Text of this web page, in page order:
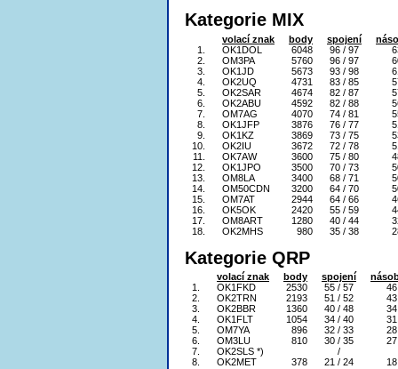
Kategorie MIX
volací znak body spojení
1.
OK1DOL 6048 96 / 97
2.
OM3PA 5760 96 / 97
3.
OK1JD 5673 93 / 98
4.
OK2UQ 4731 83 / 85
5.
OK2SAR 4674 82 / 87
6.
OK2ABU 4592 82 / 88
7.
OM7AG 4070 74 / 81
8.
OK1JFP 3876 76 / 77
9.
OK1KZ 3869 73 / 75
10.
OK2IU 3672 72 / 78
11.
OK7AW 3600 75 / 80
12.
OK1JPO 3500 70 / 73
13.
OM8LA 3400 68 / 71
14.
OM50CDN 3200 64 / 70
15.
OM7AT 2944 64 / 66
16.
OK5OK 2420 55 / 59
17.
OM8ART 1280 40 / 44
18.
OK2MHS 980 35 / 38
Kategorie QRP
volací znak body spojení
1.
OK1FKD 2530 55 / 57
46
2.
OK2TRN 2193 51 / 52
43
3.
OK2BBR 1360 40 / 48
34
4.
OK1FLT 1054 34 / 40
31
5.
OM7YA 896 32 / 33
28
6.
OM3LU 810 30 / 35
27
7.
OK2SLS *)
/
8.
OK2MET 378 21 / 24 18